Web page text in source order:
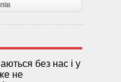
без нас і у
не